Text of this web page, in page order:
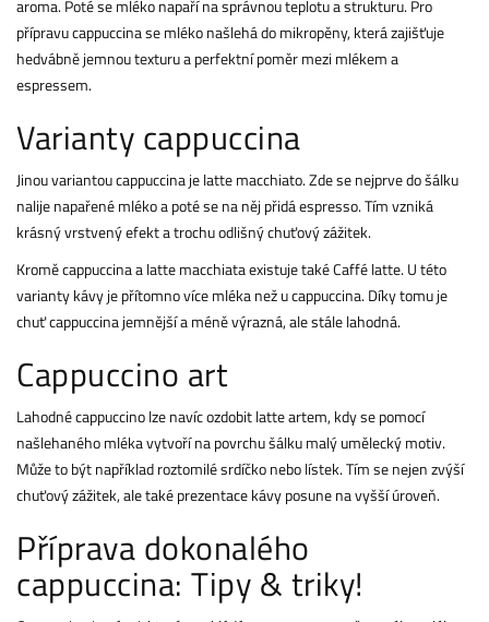
aroma. Poté se mléko napaří na správnou teplotu a strukturu. Pro
přípravu cappuccina se mléko našlehá do mikropěny, která zajišťuje
hedvábně jemnou texturu a perfektní poměr mezi mlékem a
espressem.
Varianty cappuccina
Jinou variantou cappuccina je latte macchiato. Zde se nejprve do šálku
nalije napařené mléko a poté se na něj přidá espresso. Tím vzniká
krásný vrstvený efekt a trochu odlišný chuťový zážitek.
Kromě cappuccina a latte macchiata existuje také Caffé latte. U této
varianty kávy je přítomno více mléka než u cappuccina. Díky tomu je
chuť cappuccina jemnější a méně výrazná, ale stále lahodná.
Cappuccino art
Lahodné cappuccino lze navíc ozdobit latte artem, kdy se pomocí
našlehaného mléka vytvoří na povrchu šálku malý umělecký motiv.
Může to být například roztomilé srdíčko nebo lístek. Tím se nejen zvýší
chuťový zážitek, ale také prezentace kávy posune na vyšší úroveň.
Příprava dokonalého
cappuccina: Tipy & triky!